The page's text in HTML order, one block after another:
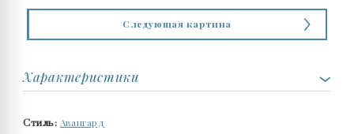
Следующая картина
Характеристики
Стиль: Авангард